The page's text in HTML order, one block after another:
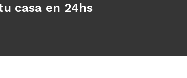
casa en 24hs